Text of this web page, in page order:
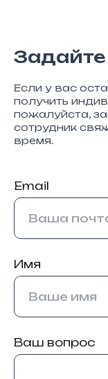
Если у вас
получить
пожалуйста,
сотрудник
время.
Email
Имя
Ваш вопрос